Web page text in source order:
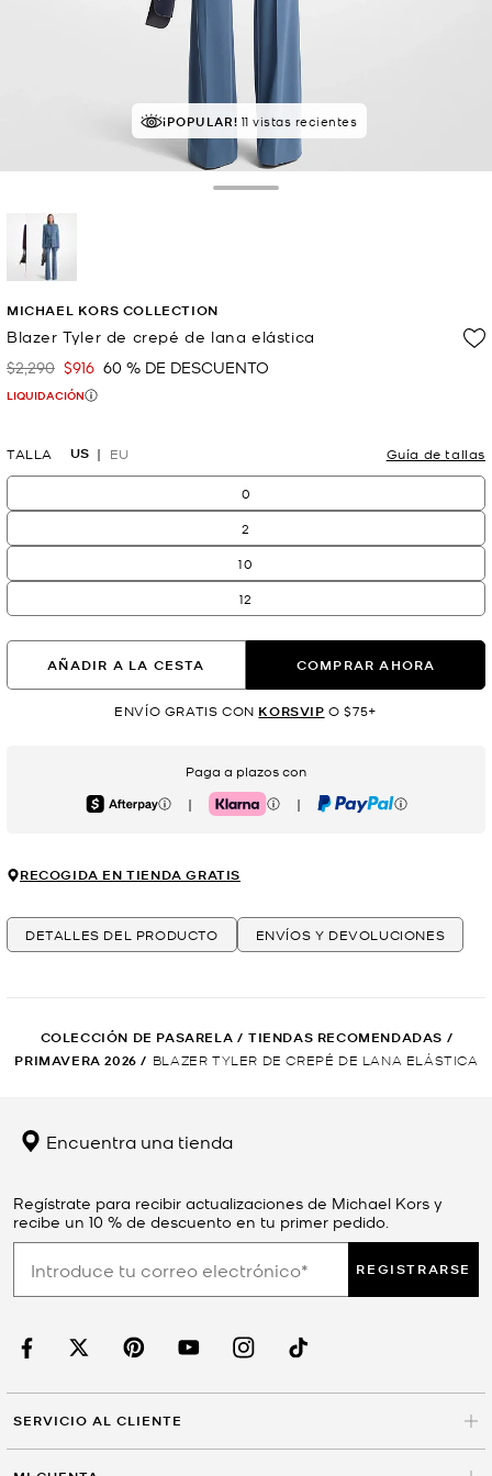
¡POPULAR! 11 vistas recientes
MICHAEL KORS COLLECTION
Blazer Tyler de crepé de lana elástica
Era
$2,290 Ahora
$916 60 % DE DESCUENTO
LIQUIDACIÓN
TALLA US EU Guía de tallas
0
2
10
12
AÑADIR A LA CESTA COMPRAR AHORA
ENVÍO GRATIS CON KORSVIP O $75+
Paga a plazos con
Afterpay | Klarna | PayPal
RECOGIDA EN TIENDA GRATIS
DETALLES DEL PRODUCTO ENVÍOS Y DEVOLUCIONES
COLECCIÓN DE PASARELA / TIENDAS RECOMENDADAS /
PRIMAVERA 2026 / BLAZER TYLER DE CREPÉ DE LANA ELÁSTICA
Encuentra una tienda
Regístrate para recibir actualizaciones de Michael Kors y
recibe un 10 % de descuento en tu primer pedido.
REGISTRARSE
SERVICIO AL CLIENTE